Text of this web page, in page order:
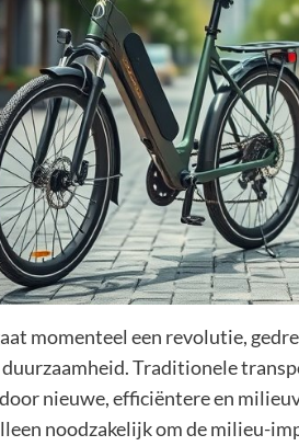
momenteel een revolutie,
Traditionele
nieuwe, efficiëntere en
noodzakelijk om de milieu-